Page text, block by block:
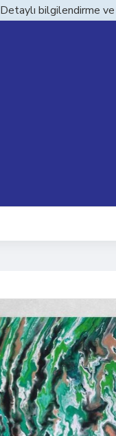
Detaylı bilgilendirme